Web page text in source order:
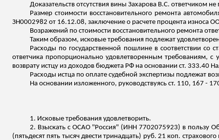
Доказательств отсутствия вины Захарова В.С. ответчиком не
Размер стоимости восстановительного ремонта
ЗН0002982 от 16.12.08, заключение о расчете процента износа
Возражений по стоимости восстановительного ремонта
Таким образом, исковые требования подлежат
Расходы по государственной пошлине в соответствии со
ответчика пропорционально удовлетворенным требованиям,
возврату истцу из доходов бюджета РФ на основании ст. 333.40
Расходы истца по оплате судебной экспертизы подлежат
На основании изложенного, руководствуясь ст. 110, 167 -
1. Исковые требования удовлетворить.
2. Взыскать с ОСАО "Россия" (ИНН 7702075923) в пользу
(пятьдесят пять тысяч двести тринадцать) руб. 21 коп. с